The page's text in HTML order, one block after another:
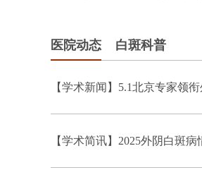
医院动态 白斑科普
【学术新闻】5.1北京专家领
【学术简讯】2025外阴白斑